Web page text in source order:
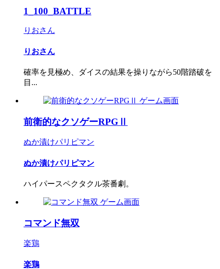
1_100_BATTLE
りおさん
りおさん
確率を見極め、ダイスの結果を操りながら50階踏破を
目...
前衛的なクソゲーRPGⅡ
ぬか漬けパリピマン
ぬか漬けパリピマン
ハイパースペクタクル茶番劇。
コマンド無双
楽鶏
楽鶏